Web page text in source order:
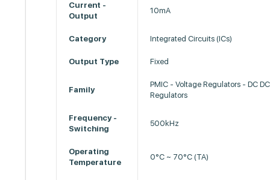
Current -
Output
10mA
Category Integrated Circuits (ICs)
Output Type Fixed
Family
PMIC - Voltage Regulators - DC
Regulators
Frequency -
Switching
500kHz
Operating
Temperature
0°C ~ 70°C (TA)